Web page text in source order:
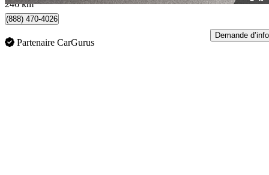
246 km
(888) 470-4026
Partenaire CarGurus
Demande d’info